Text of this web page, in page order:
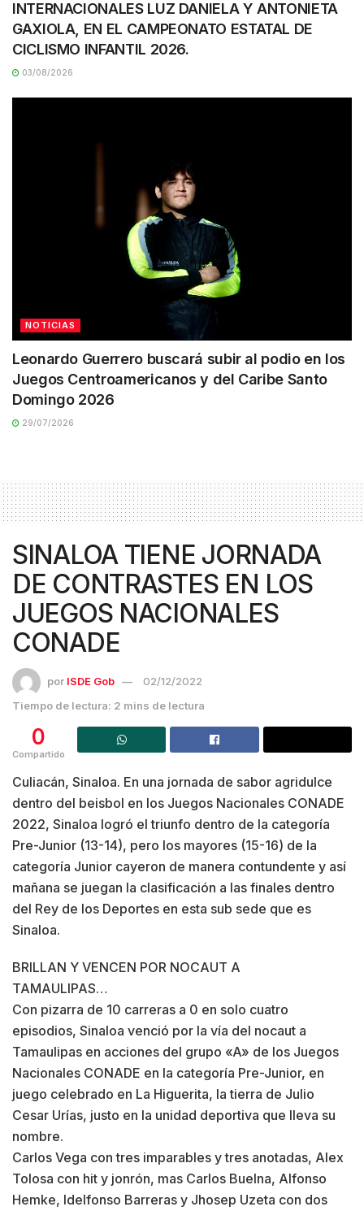
INTERNACIONALES LUZ DANIELA Y ANTONIETA
GAXIOLA, EN EL CAMPEONATO ESTATAL DE
CICLISMO INFANTIL 2026.
03/08/2026
NOTICIAS
Leonardo Guerrero buscará subir al podio en los
Juegos Centroamericanos y del Caribe Santo
Domingo 2026
29/07/2026
SINALOA TIENE JORNADA
DE CONTRASTES EN LOS
JUEGOS NACIONALES
CONADE
por ISDE Gob
02/12/2022
Tiempo de lectura: 2 mins de lectura
0
Compartido
Culiacán, Sinaloa. En una jornada de sabor agridulce
dentro del beisbol en los Juegos Nacionales CONADE
2022, Sinaloa logró el triunfo dentro de la categoría
Pre-Junior (13-14), pero los mayores (15-16) de la
categoría Junior cayeron de manera contundente y así
mañana se juegan la clasificación a las finales dentro
del Rey de los Deportes en esta sub sede que es
Sinaloa.
BRILLAN Y VENCEN POR NOCAUT A
TAMAULIPAS…
Con pizarra de 10 carreras a 0 en solo cuatro
episodios, Sinaloa venció por la vía del nocaut a
Tamaulipas en acciones del grupo «A» de los Juegos
Nacionales CONADE en la categoría Pre-Junior, en
juego celebrado en La Higuerita, la tierra de Julio
Cesar Urías, justo en la unidad deportiva que lleva su
nombre.
Carlos Vega con tres imparables y tres anotadas, Alex
Tolosa con hit y jonrón, mas Carlos Buelna, Alfonso
Hemke, Idelfonso Barreras y Jhosep Uzeta con dos